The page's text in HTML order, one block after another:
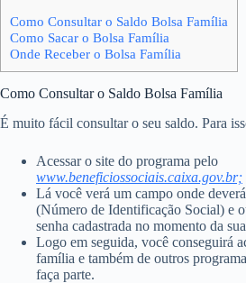
Como Consultar o Saldo Bolsa Família
Como Sacar o Bolsa Família
Onde Receber o Bolsa Família
Como Consultar o Saldo Bolsa Família
É muito fácil consultar o seu saldo. Para
Acessar o site do programa pelo
www.beneficiossociais.caixa.gov.br;
Lá você verá um campo onde
(Número de Identificação Social) e
senha cadastrada no momento da
Logo em seguida, você conseguirá
família e também de outros
faça parte.